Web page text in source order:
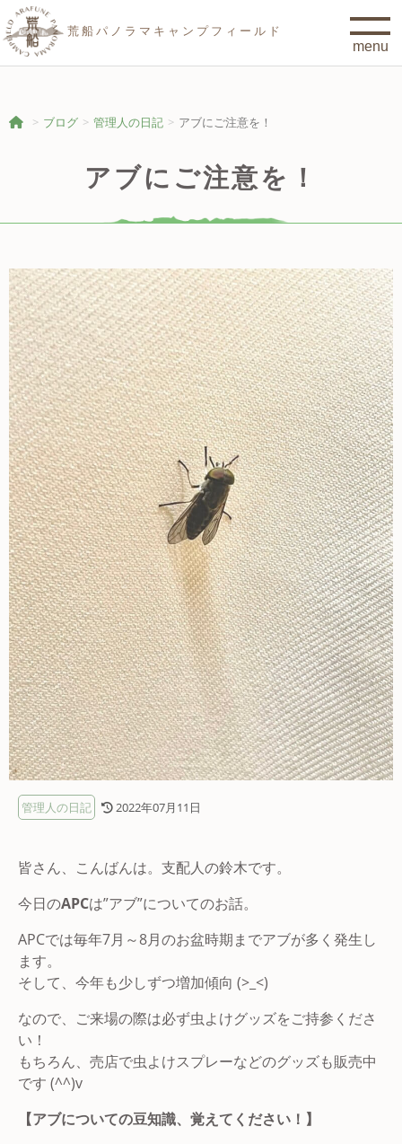
荒船パノラマキャンプフィールド
ブログ 管理人の日記 アブにご注意を！
アブにご注意を！
管理人の日記 2022年07月11日
皆さん、こんばんは。支配人の鈴木です。
今日のAPCは”アブ”についてのお話。
APCでは毎年7月～8月のお盆時期までアブが多く発生し
ます。
そして、今年も少しずつ増加傾向 (>_<)
なので、ご来場の際は必ず虫よけグッズをご持参くださ
い！
もちろん、売店で虫よけスプレーなどのグッズも販売中
です (^^)v
【アブについての豆知識、覚えてください！】